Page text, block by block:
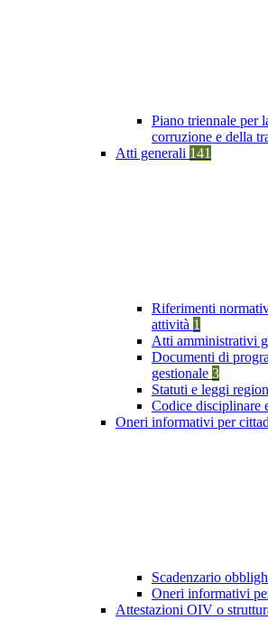
Piano triennale per
corruzione e della
Atti generali 141
Riferimenti
attività 1
Atti amministrativi
Documenti di
gestionale 3
Statuti e leggi
Codice disciplinare
Oneri informativi per
Scadenzario
Oneri informativi
Attestazioni OIV o